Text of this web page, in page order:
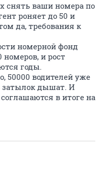
снять ваши номера по
роняет до 50 и
да, требования к
номерной фонд
номеров, и рост
годы.
50000 водителей уже
затылок дышат. И
в итоге на